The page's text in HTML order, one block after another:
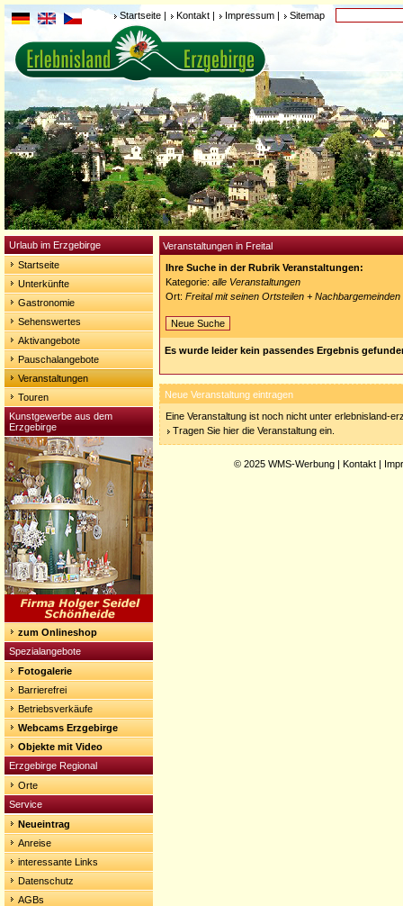
Startseite | Kontakt | Impressum | Sitemap
Urlaub im Erzgebirge
Startseite
Unterkünfte
Gastronomie
Sehenswertes
Aktivangebote
Pauschalangebote
Veranstaltungen
Touren
Kunstgewerbe aus dem
Erzgebirge
zum Onlineshop
Spezialangebote
Fotogalerie
Barrierefrei
Betriebsverkäufe
Webcams Erzgebirge
Objekte mit Video
Erzgebirge Regional
Orte
Service
Neueintrag
Anreise
interessante Links
Datenschutz
AGBs
Veranstaltungen in Freital
Ihre Suche in der Rubrik Veranstaltungen:
Kategorie: alle Veranstaltungen
Ort: Freital mit seinen Ortsteilen + Nachbargemeinden
Neue Suche
Es wurde leider kein passendes Ergebnis
Neue Veranstaltung eintragen
Eine Veranstaltung ist noch nicht unter erlebnisland-
Tragen Sie hier die Veranstaltung ein.
© 2025 WMS-Werbung | Kontakt |